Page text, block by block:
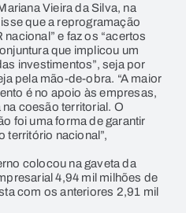
Vieira da Silva, na
que a reprogramação
e faz os “acertos
que implicou um
investimentos”, seja por
pela mão-de-obra. “A maior
é no apoio às empresas,
coesão territorial. O
foi uma forma de garantir
território nacional”,
colocou na gaveta da
4,94 mil milhões de
com os anteriores 2,91 mil